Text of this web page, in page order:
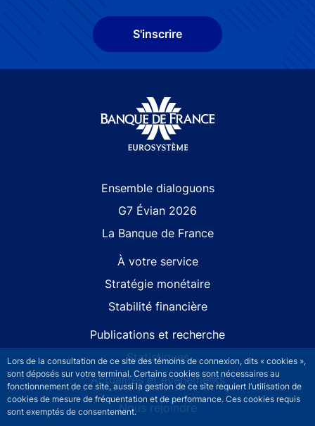
Lors de la consultation de ce site des témoins de connexion, dits « cookies »,
sont déposés sur votre terminal. Certains cookies sont nécessaires au
fonctionnement de ce site, aussi la gestion de ce site requiert l’utilisation de
cookies de mesure de fréquentation et de performance. Ces cookies requis
sont exemptés de consentement.
S'inscrire
Ensemble dialoguons
G7 Évian 2026
La Banque de France
À votre service
Stratégie monétaire
Stabilité financière
Publications et recherche
Statistiques
Actualités et événements
Nous rejoindre